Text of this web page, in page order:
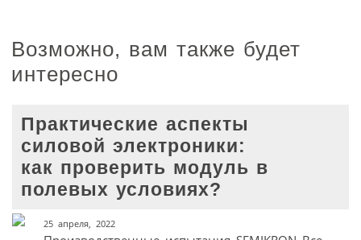
Возможно, вам также будет
интересно
Практические аспекты
силовой электроники:
как проверить модуль в
полевых условиях?
25 апреля, 2022